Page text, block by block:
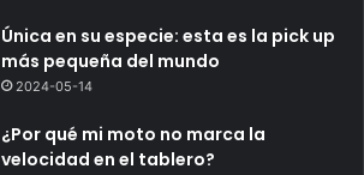
Única en su especie: esta es la pick up
más pequeña del mundo
2024-05-14
¿Por qué mi moto no marca la
velocidad en el tablero?